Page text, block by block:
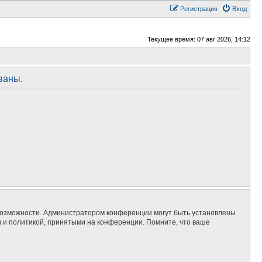
Вход
Регистрация
Текущее время: 07 авг 2026, 14:12
Администратором конференции могут быть установлены
и политикой, принятыми на конференции. Помните, что ваше